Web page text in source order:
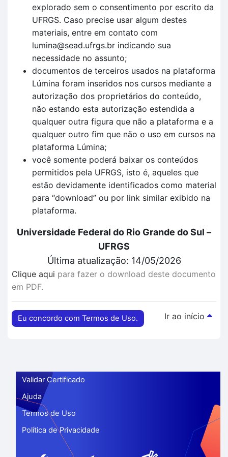
explorado sem o consentimento por escrito da
UFRGS. Caso precise usar algum destes
materiais, entre em contato com
lumina@sead.ufrgs.br indicando sua
necessidade no assunto;
documentos de terceiros usados na plataforma
Lúmina foram inseridos nos cursos mediante a
autorização dos proprietários do conteúdo,
não estando esta autorização estendida a
qualquer outra figura que não a plataforma e a
qualquer outro fim que não o uso em cursos na
plataforma Lúmina;
você somente poderá baixar os conteúdos
permitidos pela UFRGS, isto é, aqueles que
estão devidamente identificados como material
para “download” ou por link similar exibido na
plataforma.
Universidade Federal do Rio Grande do Sul –
UFRGS
Última atualização: 14/05/2026
Clique aqui para fazer o download deste documento
em PDF.
Eu concordo com Termos de Uso. Ir ao início
Validar Certificado
Ajuda
Termos de Uso
Política de Privacidade